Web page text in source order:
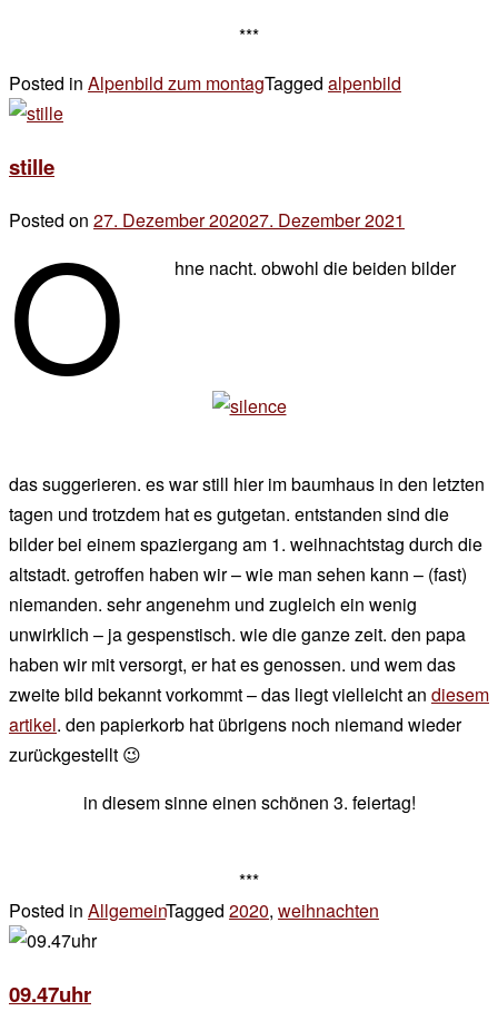
***
Posted in Alpenbild zum montagTagged alpenbild
montag
stille
Posted on 27. Dezember 202027. Dezember 2021
chef
o hne nacht. obwohl die beiden bilder
das suggerieren. es war still hier im baumhaus in den letzten
tagen und trotzdem hat es gutgetan. entstanden sind die
bilder bei einem spaziergang am 1. weihnachtstag durch die
altstadt. getroffen haben wir – wie man sehen kann – (fast)
niemanden. sehr angenehm und zugleich ein wenig
unwirklich – ja gespenstisch. wie die ganze zeit. den papa
haben wir mit versorgt, er hat es genossen. und wem das
zweite bild bekannt vorkommt – das liegt vielleicht an diesem
artikel. den papierkorb hat übrigens noch niemand wieder
zurückgestellt 😉
in diesem sinne einen schönen 3. feiertag!
***
Posted in AllgemeinTagged 2020, weihnachten
09.47uhr